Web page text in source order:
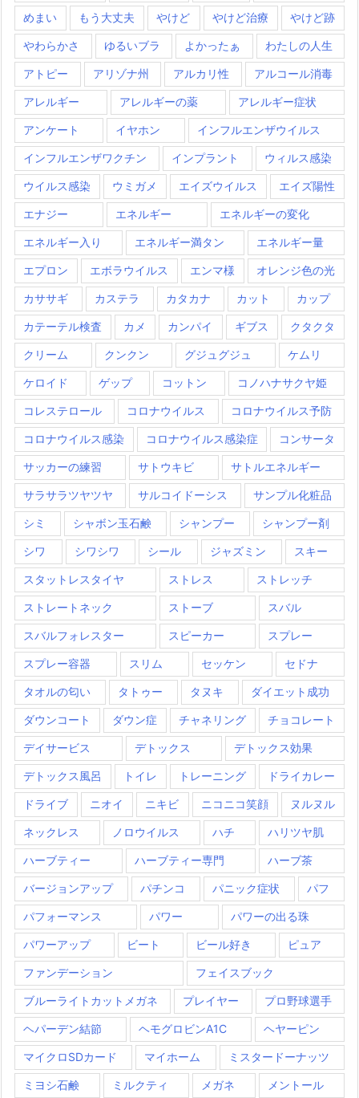
めまい もう大丈夫 やけど やけど治療 やけど跡
やわらかさ ゆるいブラ よかったぁ わたしの人生
アトピー アリゾナ州 アルカリ性 アルコール消毒
アレルギー アレルギーの薬 アレルギー症状
アンケート イヤホン インフルエンザウイルス
インフルエンザワクチン インプラント ウィルス感染
ウイルス感染 ウミガメ エイズウイルス エイズ陽性
エナジー エネルギー エネルギーの変化
エネルギー入り エネルギー満タン エネルギー量
エプロン エボラウイルス エンマ様 オレンジ色の光
カササギ カステラ カタカナ カット カップ
カテーテル検査 カメ カンパイ ギブス クタクタ
クリーム クンクン グジュグジュ ケムリ
ケロイド ゲップ コットン コノハナサクヤ姫
コレステロール コロナウイルス コロナウイルス予防
コロナウイルス感染 コロナウイルス感染症 コンサータ
サッカーの練習 サトウキビ サトルエネルギー
サラサラツヤツヤ サルコイドーシス サンプル化粧品
シミ シャボン玉石鹸 シャンプー シャンプー剤
シワ シワシワ シール ジャズミン スキー
スタットレスタイヤ ストレス ストレッチ
ストレートネック ストーブ スバル
スバルフォレスター スピーカー スプレー
スプレー容器 スリム セッケン セドナ
タオルの匂い タトゥー タヌキ ダイエット成功
ダウンコート ダウン症 チャネリング チョコレート
デイサービス デトックス デトックス効果
デトックス風呂 トイレ トレーニング ドライカレー
ドライブ ニオイ ニキビ ニコニコ笑顔 ヌルヌル
ネックレス ノロウイルス ハチ ハリツヤ肌
ハーブティー ハーブティー専門 ハーブ茶
バージョンアップ パチンコ パニック症状 パフ
パフォーマンス パワー パワーの出る珠
パワーアップ ビート ビール好き ピュア
ファンデーション フェイスブック
ブルーライトカットメガネ プレイヤー プロ野球選手
ヘパーデン結節 ヘモグロビンA1C ヘヤーピン
マイクロSDカード マイホーム ミスタードーナッツ
ミヨシ石鹸 ミルクティ メガネ メントール